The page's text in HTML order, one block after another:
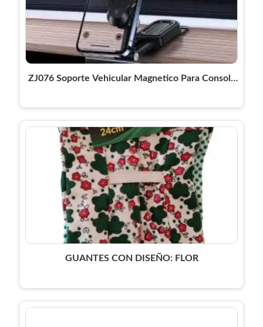
ZJ076 Soporte Vehicular Magnetico Para Consola
GUANTES CON DISEÑO: FLOR